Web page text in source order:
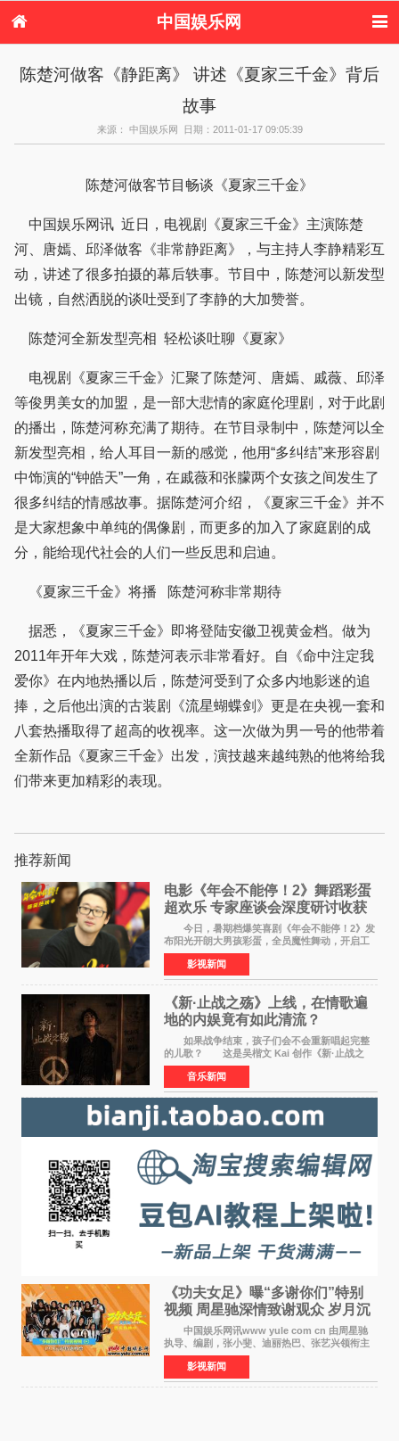
中国娱乐网
港台娱乐
日本娱乐 韩国娱乐
欧美娱乐
港台明星八卦
日本韩国明星
欧美明星八卦
陈楚河做客《静距离》 讲述《夏家三千金》背后
故事
来源： 中国娱乐网 日期：2011-01-17 09:05:39
陈楚河做客节目畅谈《夏家三千金》
中国娱乐网讯 近日，电视剧《夏家三千金》主演陈楚
河、唐嫣、邱泽做客《非常静距离》，与主持人李静精彩互
动，讲述了很多拍摄的幕后轶事。节目中，陈楚河以新发型
出镜，自然洒脱的谈吐受到了李静的大加赞誉。
陈楚河全新发型亮相 轻松谈吐聊《夏家》
电视剧《夏家三千金》汇聚了陈楚河、唐嫣、戚薇、邱泽
等俊男美女的加盟，是一部大悲情的家庭伦理剧，对于此剧
的播出，陈楚河称充满了期待。在节目录制中，陈楚河以全
新发型亮相，给人耳目一新的感觉，他用“多纠结”来形容剧
中饰演的“钟皓天”一角，在戚薇和张朦两个女孩之间发生了
很多纠结的情感故事。据陈楚河介绍，《夏家三千金》并不
是大家想象中单纯的偶像剧，而更多的加入了家庭剧的成
分，能给现代社会的人们一些反思和启迪。
《夏家三千金》将播 陈楚河称非常期待
据悉，《夏家三千金》即将登陆安徽卫视黄金档。做为
2011年开年大戏，陈楚河表示非常看好。自《命中注定我
爱你》在内地热播以后，陈楚河受到了众多内地影迷的追
捧，之后他出演的古装剧《流星蝴蝶剑》更是在央视一套和
八套热播取得了超高的收视率。这一次做为男一号的他带着
全新作品《夏家三千金》出发，演技越来越纯熟的他将给我
们带来更加精彩的表现。
推荐新闻
电影《年会不能停！2》舞蹈彩蛋
超欢乐 专家座谈会深度研讨收获
满满
今日，暑期档爆笑喜剧《年会不能停！2》发
布阳光开朗大男孩彩蛋，全员魔性舞动，开启工
位狂欢模式。影片于昨日同步举办专家座谈会，
导演董润年、总制片人应萝佳出席现场，与一众
业内、学界专家
影视新闻
《新·止战之殇》上线，在情歌遍
地的内娱竟有如此清流？
如果战争结束，孩子们会不会重新唱起完整
的儿歌？ 这是吴楷文 Kai 创作《新·止战之
殇》时最初的想法。 从伊朗相关冲突引发的
地区局势，到世界各地仍在发生的动荡与不安，
战争从来不只
音乐新闻
《功夫女足》曝“多谢你们”特别
视频 周星驰深情致谢观众 岁月沉
淀不灭初心
中国娱乐网讯www yule com cn 由周星驰
执导、编剧，张小斐、迪丽热巴、张艺兴领衔主
演，刘嘉玲、佐藤健特别出演，艾米、雪野、蔡
思贝、胡予安、倪好特别介绍的喜剧电影《功夫
女足》释出多谢你
影视新闻